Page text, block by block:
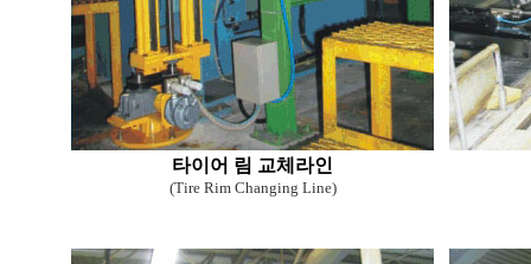
타이어 림 교체라인
(Tire Rim Changing Line)